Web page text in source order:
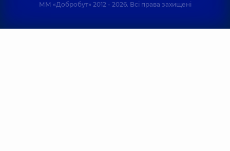
ММ «Добробут» 2012 - 2026. Всі права захищені